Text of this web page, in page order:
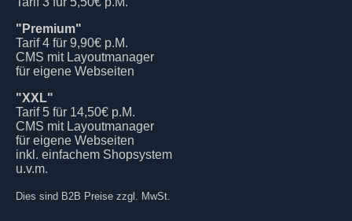
"Premium"
Tarif 4 für 9,90€ p.M.
CMS mit Layoutmanager
für eigene Webseiten
"XXL"
Tarif 5 für 14,50€ p.M.
CMS mit Layoutmanager
für eigene Webseiten
inkl. einfachem Shopsystem
u.v.m.
Dies sind B2B Preise zzgl. MwSt.